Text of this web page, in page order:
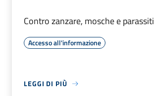
Contro zanzare, mosche e parassiti
Accesso all'informazione
LEGGI DI PIÙ